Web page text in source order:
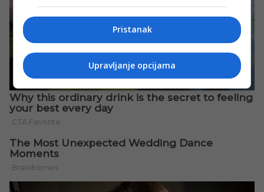
Pristanak
Upravljanje opcijama